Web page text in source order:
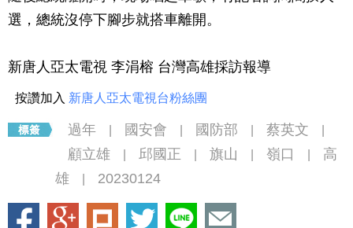
選，總統沒停下腳步就搭車離開。
新唐人亞太電視 李涓榕 台灣高雄採訪報導
按讚加入 新唐人亞太電視台粉絲團
過年 國安會 國防部 蔡英文
顧立雄 邱國正 旗山 嶺口
高
雄
20230124